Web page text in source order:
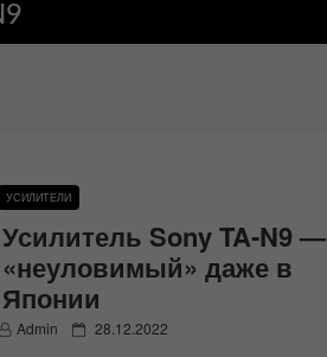
УСИЛИТЕЛИ
Усилитель Sony TA-N9 —
«неуловимый» даже в
Японии
Admin
P 28.12.2022